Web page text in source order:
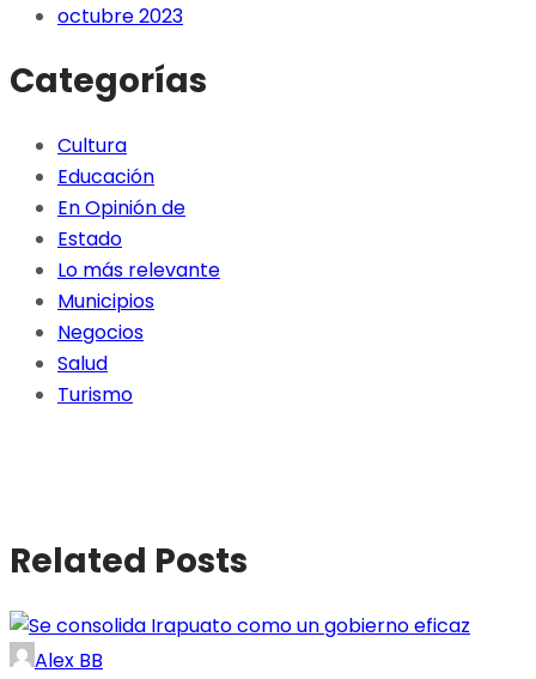
octubre 2023
Categorías
Cultura
Educación
En Opinión de
Estado
Lo más relevante
Municipios
Negocios
Salud
Turismo
Related Posts
Alex BB